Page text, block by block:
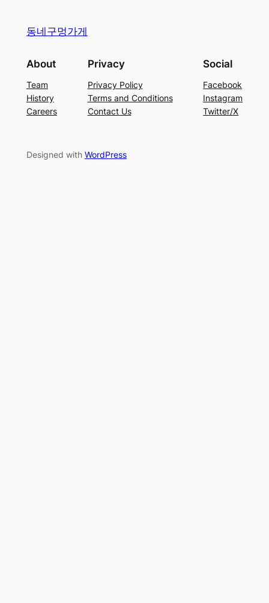
동네구멍가게
About
Team
History
Careers
Privacy
Privacy Policy
Terms and Conditions
Contact Us
Social
Facebook
Instagram
Twitter/X
Designed with WordPress